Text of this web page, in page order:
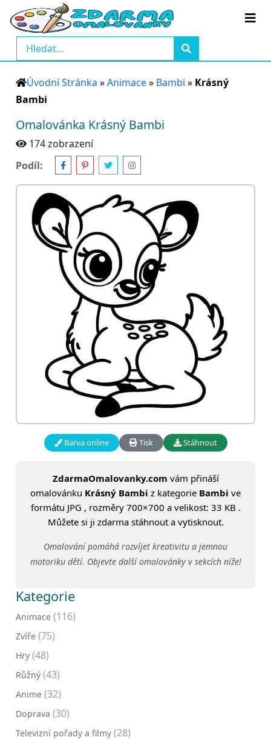
Úvodní Stránka »Animace» Bambi » Krásný
Bambi
Omalovánka Krásný Bambi
174 zobrazení
Podíl:
Barva online Tisk Stáhnout
ZdarmaOmalovanky.com vám přináší
omalovánku Krásný Bambi z kategorie Bambi ve
formátu JPG , rozměry 700×700 a velikost: 33 KB .
Můžete si ji zdarma stáhnout a vytisknout.
Omalování pomáhá rozvíjet kreativitu a jemnou
motoriku dětí. Objevte další omalovánky v sekcích níže!
Kategorie
Animace (116)
Zvíře (75)
Hry (48)
Růžný (43)
Anime (32)
Doprava (30)
Televizní pořady a filmy (28)